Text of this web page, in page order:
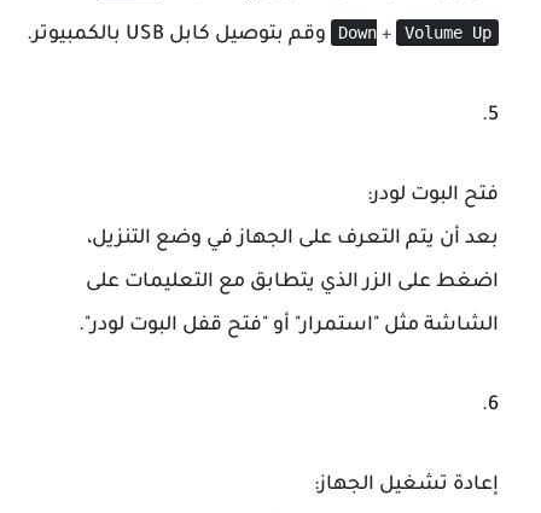
Down + Volume Up وقم بتوصيل كابل USB بالكمبيوتر.
فتح البوت لودر:
بعد أن يتم التعرف على الجهاز في وضع التنزيل،
اضغط على الزر الذي يتطابق مع التعليمات على
الشاشة مثل "استمرار" أو "فتح قفل البوت لودر".
إعادة تشغيل الجهاز: